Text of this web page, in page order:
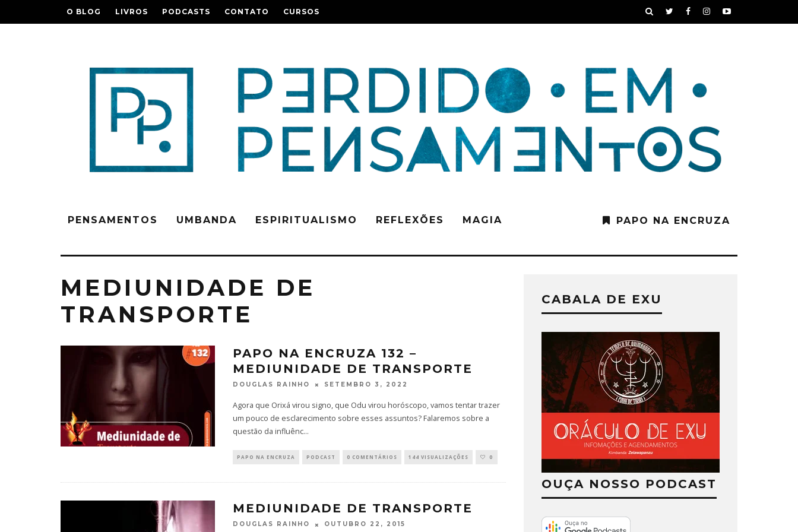
O BLOG LIVROS PODCASTS CONTATO CURSOS
PENSAMENTOS UMBANDA ESPIRITUALISMO REFLEXÕES MAGIA PAPO NA ENCRUZA
MEDIUNIDADE DE
TRANSPORTE
PAPO NA ENCRUZA 132 –
MEDIUNIDADE DE TRANSPORTE
DOUGLAS RAINHO SETEMBRO 3, 2022
Agora que Orixá virou signo, que Odu virou horóscopo, vamos tentar trazer
um pouco de esclarecimento sobre esses assuntos? Falaremos sobre a
questão da influênc...
PAPO NA ENCRUZA PODCAST 0 COMENTÁRIOS 144 VISUALIZAÇÕES 0
MEDIUNIDADE DE TRANSPORTE
DOUGLAS RAINHO OUTUBRO 22, 2015
CABALA DE EXU
OUÇA NOSSO PODCAST